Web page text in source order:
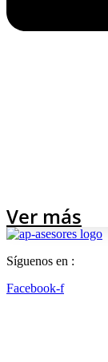
Ver más
Síguenos en :
Facebook-f